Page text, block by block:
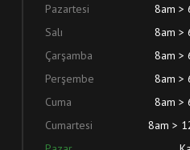
Pazartesi
8am >
Salı
8am >
Çarşamba
8am >
Perşembe
8am >
Cuma
8am >
Cumartesi
8am >